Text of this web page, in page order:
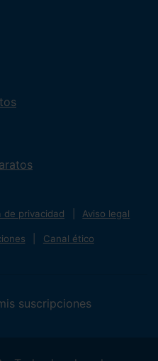
de privacidad Aviso legal
Canal ético
suscripciones